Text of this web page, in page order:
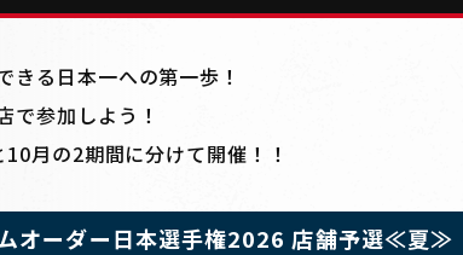
きる日本一への第一歩！
で参加しよう！
月の2期間に分けて開催！！
オーダー日本選手権2026 店舗予選≪夏≫